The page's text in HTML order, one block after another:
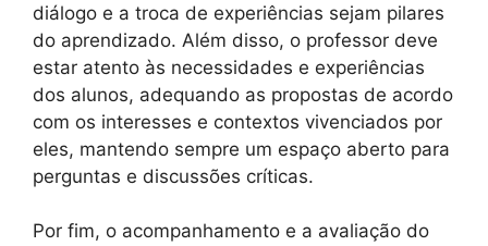
diálogo e a troca de experiências sejam pilares
do aprendizado. Além disso, o professor deve
estar atento às necessidades e experiências
dos alunos, adequando as propostas de acordo
com os interesses e contextos vivenciados por
eles, mantendo sempre um espaço aberto para
perguntas e discussões críticas.
Por fim, o acompanhamento e a avaliação do